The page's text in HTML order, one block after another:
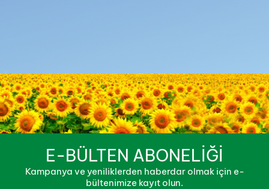
E-BÜLTEN ABONELİĞİ
Kampanya ve yeniliklerden haberdar olmak için e-
bültenimize kayıt olun.